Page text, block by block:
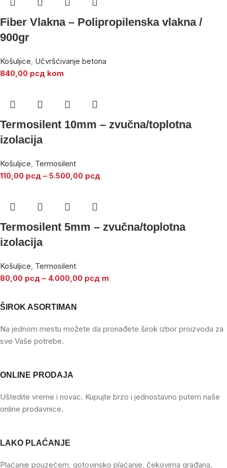
Fiber Vlakna – Polipropilenska vlakna /
900gr
Košuljice, Učvršćivanje betona
840,00 рсд kom
Termosilent 10mm – zvučna/toplotna
izolacija
Košuljice, Termosilent
110,00 рсд – 5.500,00 рсд
Termosilent 5mm – zvučna/toplotna
izolacija
Košuljice, Termosilent
80,00 рсд – 4.000,00 рсд m
ŠIROK ASORTIMAN
Na jednom mestu možete da pronađete širok izbor proizvoda za
sve Vaše potrebe.
ONLINE PRODAJA
Uštedite vreme i novac. Kupujte brzo i jednostavno putem naše
online prodavnice.
LAKO PLAĆANJE
Plaćanje pouzećem, gotovinsko plaćanje, čekovima građana,